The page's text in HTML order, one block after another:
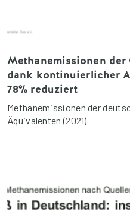
Methanemissionen der
dank kontinuierlicher
78% reduziert
Methanemissionen der
Äquivalenten (2021)